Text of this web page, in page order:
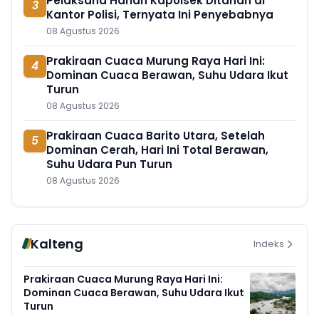
3
Kantor Polisi, Ternyata Ini Penyebabnya
08 Agustus 2026
4 Prakiraan Cuaca Murung Raya Hari Ini:
Dominan Cuaca Berawan, Suhu Udara Ikut
Turun
08 Agustus 2026
5 Prakiraan Cuaca Barito Utara, Setelah
Dominan Cerah, Hari Ini Total Berawan,
Suhu Udara Pun Turun
08 Agustus 2026
Kalteng Indeks
Prakiraan Cuaca Murung Raya Hari Ini:
Dominan Cuaca Berawan, Suhu Udara Ikut
Turun